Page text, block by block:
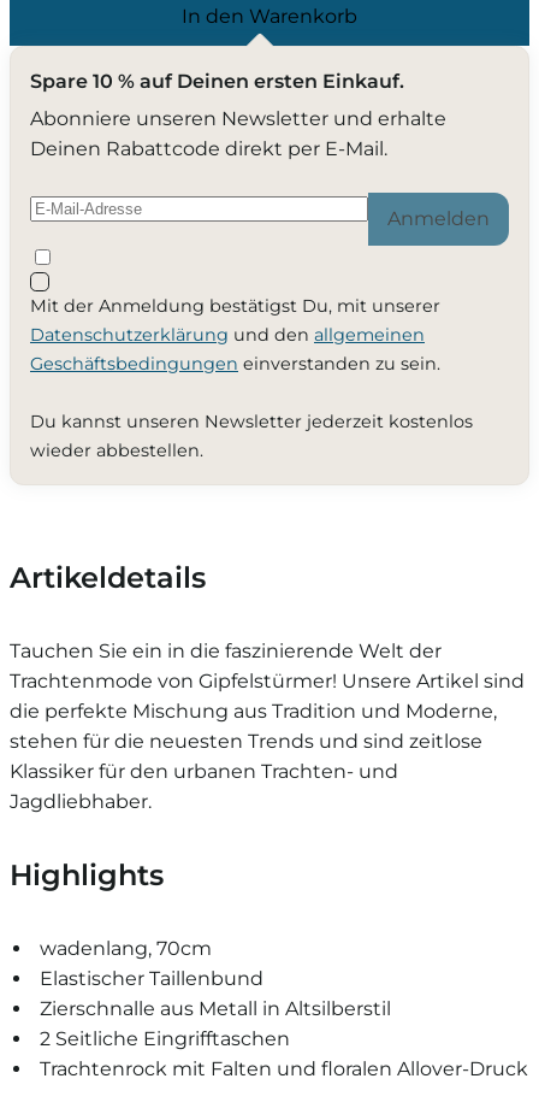
In den Warenkorb
Spare 10 % auf Deinen ersten Einkauf.
Abonniere unseren Newsletter und erhalte
Deinen Rabattcode direkt per E-Mail.
Anmelden
Mit der Anmeldung bestätigst Du, mit unserer
Datenschutzerklärung und den allgemeinen
Geschäftsbedingungen einverstanden zu sein.
Du kannst unseren Newsletter jederzeit kostenlos
wieder abbestellen.
Artikeldetails
Tauchen Sie ein in die faszinierende Welt der
Trachtenmode von Gipfelstürmer! Unsere Artikel sind
die perfekte Mischung aus Tradition und Moderne,
stehen für die neuesten Trends und sind zeitlose
Klassiker für den urbanen Trachten- und
Jagdliebhaber.
Highlights
wadenlang, 70cm
Elastischer Taillenbund
Zierschnalle aus Metall in Altsilberstil
2 Seitliche Eingrifftaschen
Trachtenrock mit Falten und floralen Allover-Druck